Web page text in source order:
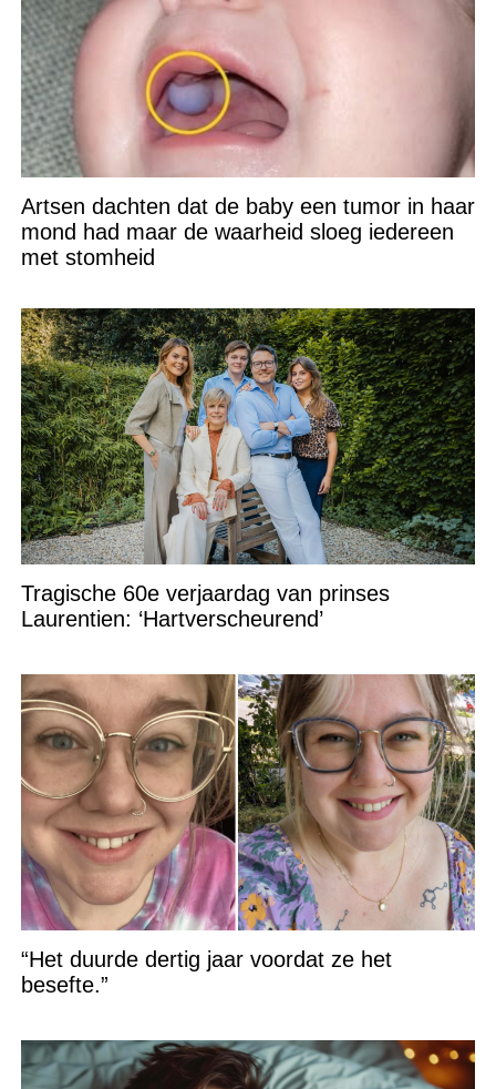
Artsen dachten dat de baby een tumor in haar
mond had maar de waarheid sloeg iedereen
met stomheid
Tragische 60e verjaardag van prinses
Laurentien: ‘Hartverscheurend’
“Het duurde dertig jaar voordat ze het
besefte.”